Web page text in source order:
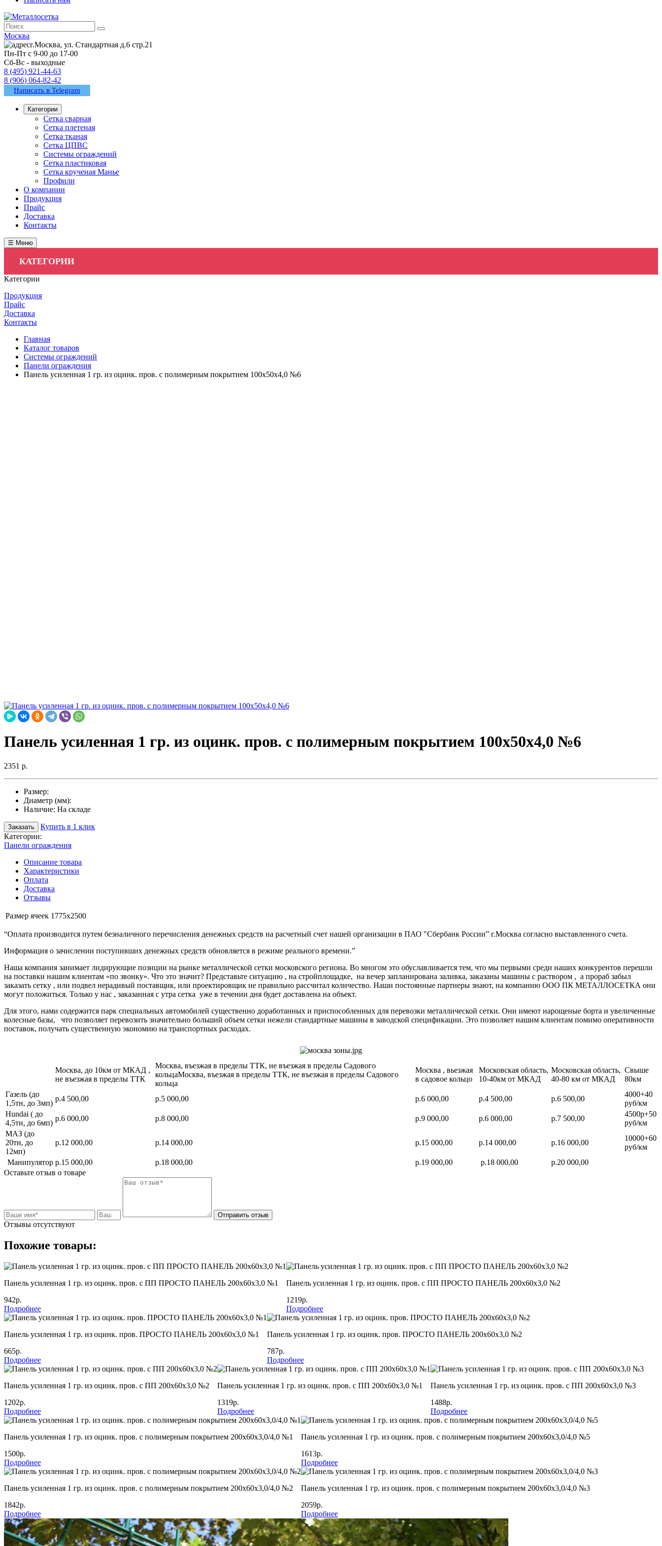
Москва
г.Москва, ул. Стандартная д.6 стр.21
Пн-Пт с 9-00 до 17-00
Сб-Вс - выходные
8 (495) 921-44-63
8 (906) 064-82-42
Написать в Telegram
Категории
Сетка сварная
Сетка плетеная
Сетка тканая
Сетка ЦПВС
Системы ограждений
Сетка пластиковая
Сетка крученая Манье
Профили
О компании
Продукция
Прайс
Доставка
Контакты
☰ Меню
КАТЕГОРИИ
Категории
Продукция
Прайс
Доставка
Контакты
Главная
Каталог товаров
Системы ограждений
Панели ограждения
Панель усиленная 1 гр. из оцинк. пров. с полимерным покрытием 100х50х4,0 №6
Панель усиленная 1 гр. из оцинк. пров. с полимерным покрытием 100х50х4,0 №6
2351 р.
Размер:
Диаметр (мм):
Наличие: На складе
Заказать
Купить в 1 клик
Категории:
Панели ограждения
Описание товара
Характеристики
Оплата
Доставка
Отзывы
Размер ячеек 1775х2500
“Оплата производится путем безналичного перечисления денежных средств на расчетный счет нашей организации в ПАО "Сбербанк России” г.Москва согласно выставленного счета.
Информация о зачислении поступивших денежных средств обновляется в режиме реального времени.”
Наша компания занимает лидирующие позиции на рынке металлической сетки московского региона. Во многом это обуславливается тем, что мы первыми среди наших конкурентов перешли
на поставки нашим клиентам «по звонку». Что это значит? Представьте ситуацию , на стройплощадке, на вечер запланирована заливка, заказаны машины с раствором , а прораб забыл
заказать сетку , или подвел нерадивый поставщик, или проектировщик не правильно рассчитал количество. Наши постоянные партнеры знают, на компанию ООО ПК МЕТАЛЛОСЕТКА они
могут положиться. Только у нас , заказанная с утра сетка уже в течении дня будет доставлена на объект.
Для этого, нами содержится парк специальных автомобилей существенно доработанных и приспособленных для перевозки металлической сетки. Они имеют нарощеные борта и увеличенные
колесные базы, что позволяет перевозить значительно больший объем сетки нежели стандартные машины в заводской спецификации. Это позволяет нашим клиентам помимо оперативности
поставок, получать существенную экономию на транспортных расходах.
Москва, до 10км от МКАД ,
не въезжая в пределы ТТК
Москва, въезжая в пределы ТТК, не въезжая в пределы Садового
кольцаМосква, въезжая в пределы ТТК, не въезжая в пределы Садового
кольца
Москва , вьезжая
в садовое кольцо
Московская область,
10-40км от МКАД
Московская область,
40-80 км от МКАД
Свыше
80км
Газель (до
1,5тн, до 3мп)
р.4 500,00 р.5 000,00 р.6 000,00 р.4 500,00 р.6 500,00
4000+40
руб/км
Hundai ( до
4,5тн, до 6мп)
р.6 000,00 р.8 000,00 р.9 000,00 р.6 000,00 р.7 500,00
4500р+50
руб/км
МАЗ (до
20тн, до
12мп)
р.12 000,00 р.14 000,00 р.15 000,00 р.14 000,00 р.16 000,00
10000+60
руб/км
Манипулятор р.15 000,00 р.18 000,00 р.19 000,00 р.18 000,00
р.20 000,00
Оставьте отзыв о товаре
Отправить отзыв
Отзывы отсутствуют
Похожие товары:
Панель усиленная 1 гр. из оцинк. пров. с ПП ПРОСТО ПАНЕЛЬ 200х60х3,0 №1
942р.
Подробнее
Панель усиленная 1 гр. из оцинк. пров. с ПП ПРОСТО ПАНЕЛЬ 200х60х3,0 №2
1219р.
Подробнее
Панель усиленная 1 гр. из оцинк. пров. ПРОСТО ПАНЕЛЬ 200х60х3,0 №1
665р.
Подробнее
Панель усиленная 1 гр. из оцинк. пров. ПРОСТО ПАНЕЛЬ 200х60х3,0 №2
787р.
Подробнее
Панель усиленная 1 гр. из оцинк. пров. с ПП 200х60х3,0 №2
1202р.
Подробнее
Панель усиленная 1 гр. из оцинк. пров. с ПП 200х60х3,0 №1
1319р.
Подробнее
Панель усиленная 1 гр. из оцинк. пров. с ПП 200х60х3,0 №3
1488р.
Подробнее
Панель усиленная 1 гр. из оцинк. пров. с полимерным покрытием 200х60х3,0/4,0 №1
1500р.
Подробнее
Панель усиленная 1 гр. из оцинк. пров. с полимерным покрытием 200х60х3,0/4,0 №5
1613р.
Подробнее
Панель усиленная 1 гр. из оцинк. пров. с полимерным покрытием 200х60х3,0/4,0 №2
1842р.
Подробнее
Панель усиленная 1 гр. из оцинк. пров. с полимерным покрытием 200х60х3,0/4,0 №3
2059р.
Подробнее